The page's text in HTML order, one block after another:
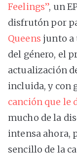
Feelings”, un
disfrutón por
Queens junto a
del género, el
actualización
incluida, y con
canción que le
mucho de la
intensa ahora,
sencillo de la